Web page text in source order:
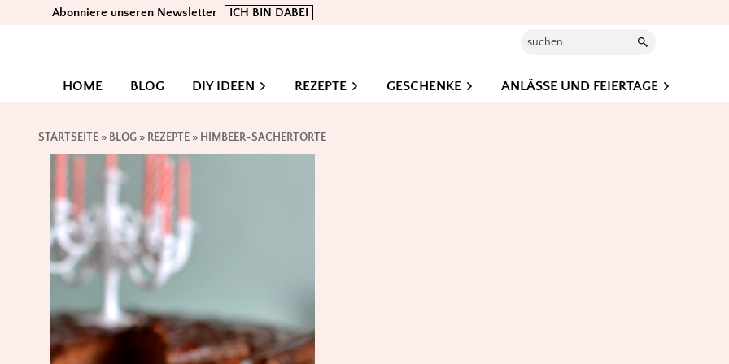
Abonniere unseren Newsletter ICH BIN DABEI
Suchen...
HOME BLOG DIY IDEEN REZEPTE GESCHENKE ANLÄSSE UND FEIERTAGE
STARTSEITE » BLOG » REZEPTE » HIMBEER-SACHERTORTE